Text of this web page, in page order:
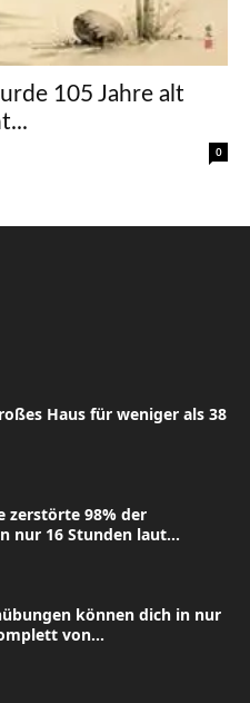
105 Jahre alt
0
Haus für weniger als 38
zerstörte 98% der
nur 16 Stunden laut...
können dich in nur
von...